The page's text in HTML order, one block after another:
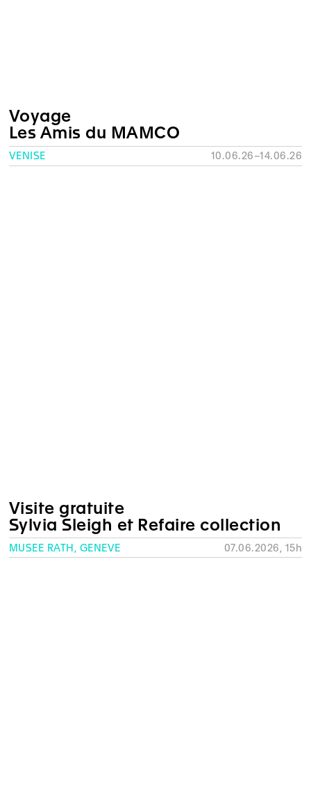
Voyage
Les Amis du MAMCO
VENISE 10.06.26–14.06.26
Visite gratuite
Sylvia Sleigh et Refaire collection
MUSÉE RATH, GENÈVE 07.06.2026, 15h